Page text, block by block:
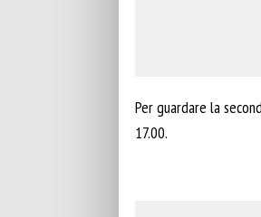
Per guardare la
17.00.